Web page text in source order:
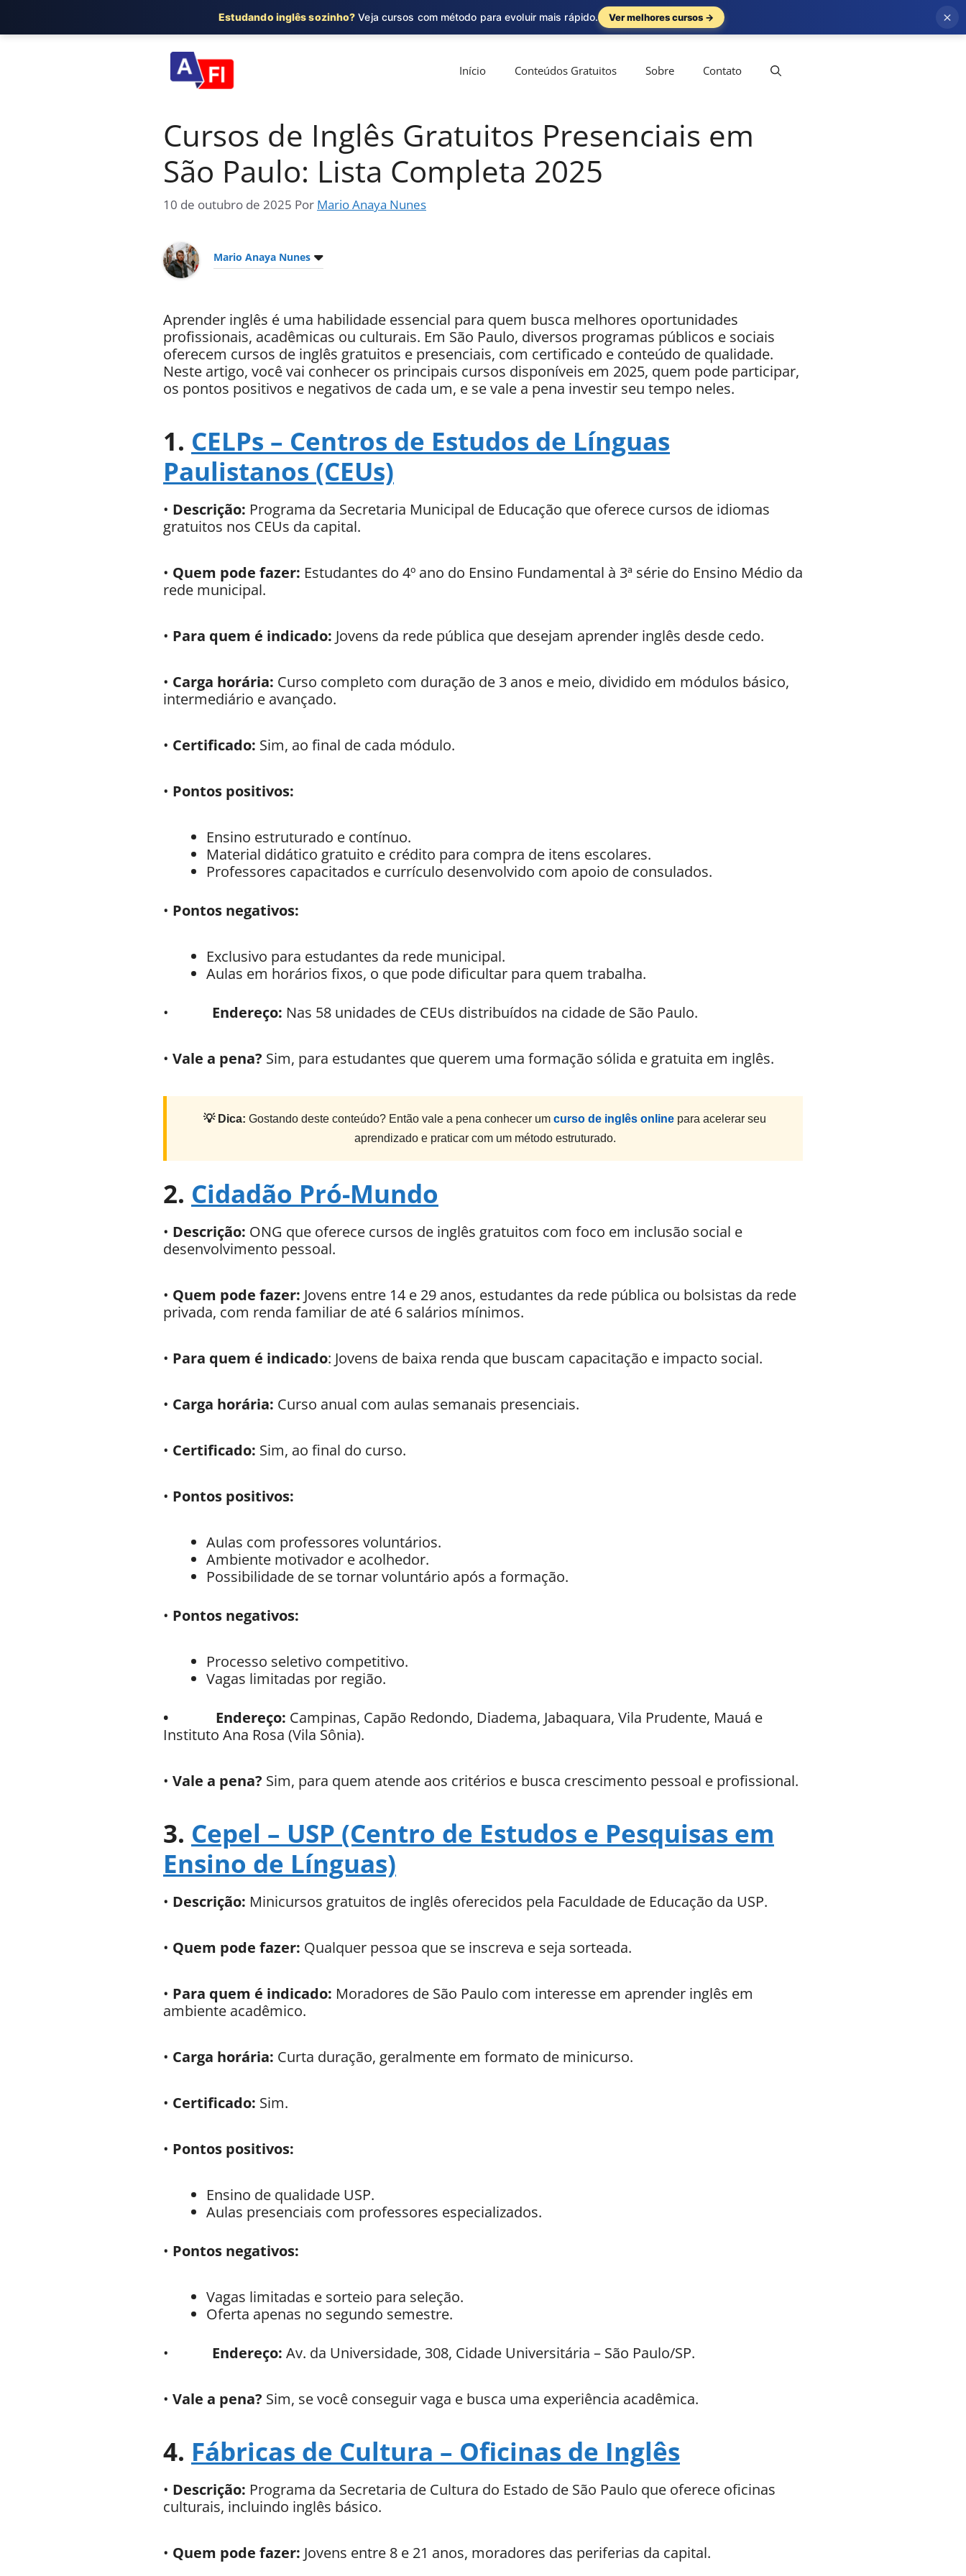
Início Conteúdos Gratuitos Sobre Contato
Cursos de Inglês Gratuitos Presenciais em
São Paulo: Lista Completa 2025
10 de outubro de 2025 Por Mario Anaya Nunes
Mario Anaya Nunes
Aprender inglês é uma habilidade essencial para quem busca melhores oportunidades
profissionais, acadêmicas ou culturais. Em São Paulo, diversos programas públicos e sociais
oferecem cursos de inglês gratuitos e presenciais, com certificado e conteúdo de qualidade.
Neste artigo, você vai conhecer os principais cursos disponíveis em 2025, quem pode participar,
os pontos positivos e negativos de cada um, e se vale a pena investir seu tempo neles.
1. CELPs – Centros de Estudos de Línguas
Paulistanos (CEUs)
• Descrição: Programa da Secretaria Municipal de Educação que oferece cursos de idiomas
gratuitos nos CEUs da capital.
• Quem pode fazer: Estudantes do 4º ano do Ensino Fundamental à 3ª série do Ensino Médio da
rede municipal.
• Para quem é indicado: Jovens da rede pública que desejam aprender inglês desde cedo.
• Carga horária: Curso completo com duração de 3 anos e meio, dividido em módulos básico,
intermediário e avançado.
• Certificado: Sim, ao final de cada módulo.
• Pontos positivos:
Ensino estruturado e contínuo.
Material didático gratuito e crédito para compra de itens escolares.
Professores capacitados e currículo desenvolvido com apoio de consulados.
• Pontos negativos:
Exclusivo para estudantes da rede municipal.
Aulas em horários fixos, o que pode dificultar para quem trabalha.
• Endereço: Nas 58 unidades de CEUs distribuídos na cidade de São Paulo.
• Vale a pena? Sim, para estudantes que querem uma formação sólida e gratuita em inglês.
💡 Dica: Gostando deste conteúdo? Então vale a pena conhecer um curso de inglês online para acelerar seu
aprendizado e praticar com um método estruturado.
2. Cidadão Pró-Mundo
• Descrição: ONG que oferece cursos de inglês gratuitos com foco em inclusão social e
desenvolvimento pessoal.
• Quem pode fazer: Jovens entre 14 e 29 anos, estudantes da rede pública ou bolsistas da rede
privada, com renda familiar de até 6 salários mínimos.
• Para quem é indicado: Jovens de baixa renda que buscam capacitação e impacto social.
• Carga horária: Curso anual com aulas semanais presenciais.
• Certificado: Sim, ao final do curso.
• Pontos positivos:
Aulas com professores voluntários.
Ambiente motivador e acolhedor.
Possibilidade de se tornar voluntário após a formação.
• Pontos negativos:
Processo seletivo competitivo.
Vagas limitadas por região.
• Endereço: Campinas, Capão Redondo, Diadema, Jabaquara, Vila Prudente, Mauá e
Instituto Ana Rosa (Vila Sônia).
• Vale a pena? Sim, para quem atende aos critérios e busca crescimento pessoal e profissional.
3. Cepel – USP (Centro de Estudos e Pesquisas em
Ensino de Línguas)
• Descrição: Minicursos gratuitos de inglês oferecidos pela Faculdade de Educação da USP.
• Quem pode fazer: Qualquer pessoa que se inscreva e seja sorteada.
• Para quem é indicado: Moradores de São Paulo com interesse em aprender inglês em
ambiente acadêmico.
• Carga horária: Curta duração, geralmente em formato de minicurso.
• Certificado: Sim.
• Pontos positivos:
Ensino de qualidade USP.
Aulas presenciais com professores especializados.
• Pontos negativos:
Vagas limitadas e sorteio para seleção.
Oferta apenas no segundo semestre.
• Endereço: Av. da Universidade, 308, Cidade Universitária – São Paulo/SP.
• Vale a pena? Sim, se você conseguir vaga e busca uma experiência acadêmica.
4. Fábricas de Cultura – Oficinas de Inglês
• Descrição: Programa da Secretaria de Cultura do Estado de São Paulo que oferece oficinas
culturais, incluindo inglês básico.
• Quem pode fazer: Jovens entre 8 e 21 anos, moradores das periferias da capital.
Estudando inglês sozinho? Veja cursos com método para evoluir mais rápido. Ver melhores cursos → ×